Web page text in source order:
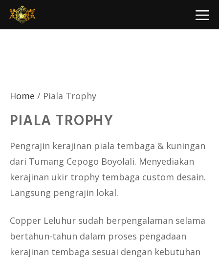
Skip
Home / Piala Trophy
PIALA TROPHY
Pengrajin kerajinan piala tembaga & kuningan
dari Tumang Cepogo Boyolali. Menyediakan
kerajinan ukir trophy tembaga custom desain.
Langsung pengrajin lokal.
Copper Leluhur sudah berpengalaman selama
bertahun-tahun dalam proses pengadaan
kerajinan tembaga sesuai dengan kebutuhan